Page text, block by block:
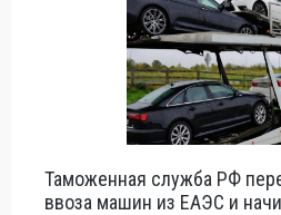
Таможенная служба РФ
ввоза машин из ЕАЭС и